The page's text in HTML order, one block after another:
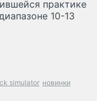
практике
10-13
simulator новинки